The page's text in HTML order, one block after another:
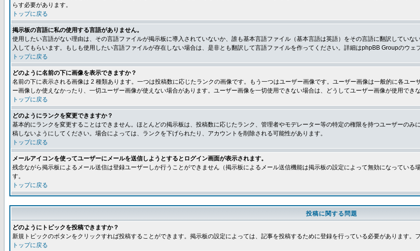
らす必要があります。
トップに戻る
掲示板の言語に私の使用する言語がありません。
使用したい言語がない理由は、その言語ファイルが掲示板に導入されていないか、誰も基本言語ファイル（基本言語は英語）をその言語に翻訳してい
入してもらいます。もしも使用したい言語ファイルが存在しない場合は、是非とも翻訳して言語ファイルを作ってください。詳細はphpBB Groupのウェ
トップに戻る
どのように名前の下に画像を表示できますか？
名前の下に表示される画像は 2 種類あります。一つは投稿数に応じたランクの画像です。もう一つはユーザー画像です。ユーザー画像は一般的に各ユ
ー画像しか使えなかったり、一切ユーザー画像が使えない場合があります。ユーザー画像を一切使用できない場合は、どうしてユーザー画像が使用でき
トップに戻る
どのようにランクを変更できますか？
基本的にランクを変更することはできません。ほとんどの掲示板は、投稿数に応じたランク、管理者やモデレーター等の特定の権限を持つユーザーの
稿しないようにしてください。場合によっては、ランクを下げられたり、アカウントを削除される可能性があります。
トップに戻る
メールアイコンを使ってユーザーにメールを送信しようとするとログイン画面が表示されます。
残念ながら掲示板によるメール送信は登録ユーザーしか行うことができません（掲示板によるメール送信機能は掲示板の設定によって無効になってい
す。
トップに戻る
投稿に関する問題
どのようにトピックを投稿できますか？
新規トピックのボタンをクリックすれば投稿することができます。掲示板の設定によっては、記事を投稿するために登録を行っている必要があります。
トップに戻る